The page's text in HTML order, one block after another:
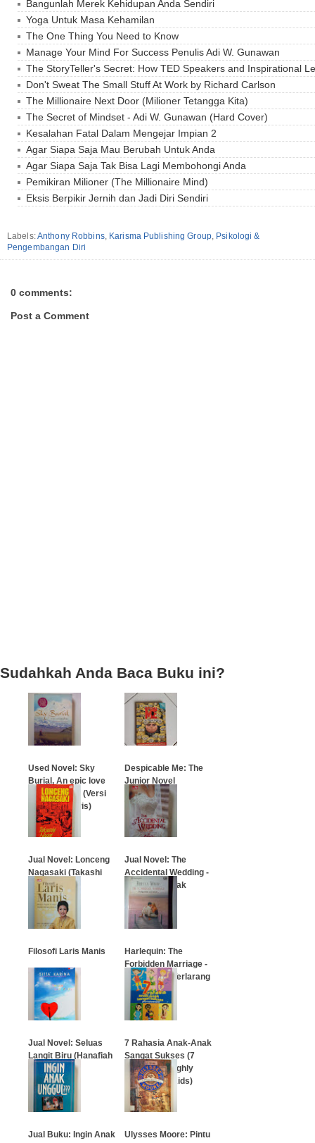
Bangunlah Merek Kehidupan Anda Sendiri
Yoga Untuk Masa Kehamilan
The One Thing You Need to Know
Manage Your Mind For Success Penulis Adi W. Gunawan
The StoryTeller's Secret: How TED Speakers and Inspirational
Don't Sweat The Small Stuff At Work by Richard Carlson
The Millionaire Next Door (Milioner Tetangga Kita)
The Secret of Mindset - Adi W. Gunawan (Hard Cover)
Kesalahan Fatal Dalam Mengejar Impian 2
Agar Siapa Saja Mau Berubah Untuk Anda
Agar Siapa Saja Tak Bisa Lagi Membohongi Anda
Pemikiran Milioner (The Millionaire Mind)
Eksis Berpikir Jernih dan Jadi Diri Sendiri
Labels:Anthony Robbins, Karisma Publishing Group, Psikologi &
Pengembangan Diri
0 comments:
Post a Comment
Sudahkah Anda Baca Buku ini?
Used Novel: Sky
Burial, An epic love
story of Tibet (Versi
Bahasa Inggris)
Despicable Me: The
Junior Novel
…
Jual Novel: Lonceng
Nagasaki (Takashi
Nagai)
Jual Novel: The
Accidental Wedding -
Pernikahan Tak
Dinyana
…
Filosofi Laris Manis
…
Harlequin: The
Forbidden Marriage -
Pernikahan Terlarang
…
Jual Novel: Seluas
Langit Biru (Hanafiah
7 Rahasia Anak-Anak
Sangat Sukses (7
Secrets of Highly
Successful Kids)
…
Jual Buku: Ingin Anak
Ulysses Moore: Pintu